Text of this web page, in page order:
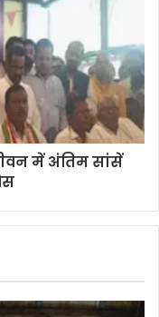
में अंतिम सांसें